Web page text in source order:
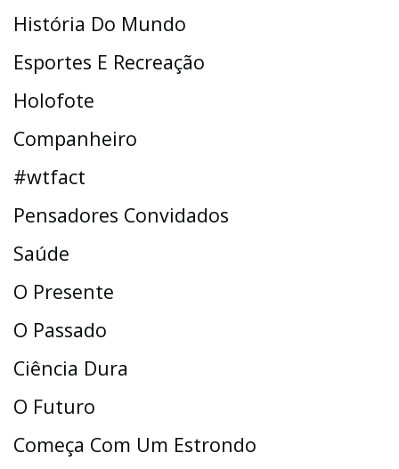
História Do Mundo
Esportes E Recreação
Holofote
Companheiro
#wtfact
Pensadores Convidados
Saúde
O Presente
O Passado
Ciência Dura
O Futuro
Começa Com Um Estrondo